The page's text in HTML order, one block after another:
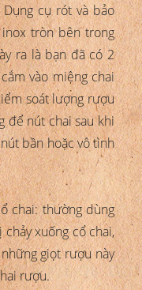
cụ rót và bảo
tròn bên trong
ra là bạn đã có 2
vào miệng chai
soát lượng rượu
để nút chai sau khi
bần hoặc vô tình
chai: thường dùng
xuống cổ chai,
giọt rượu này
rượu.